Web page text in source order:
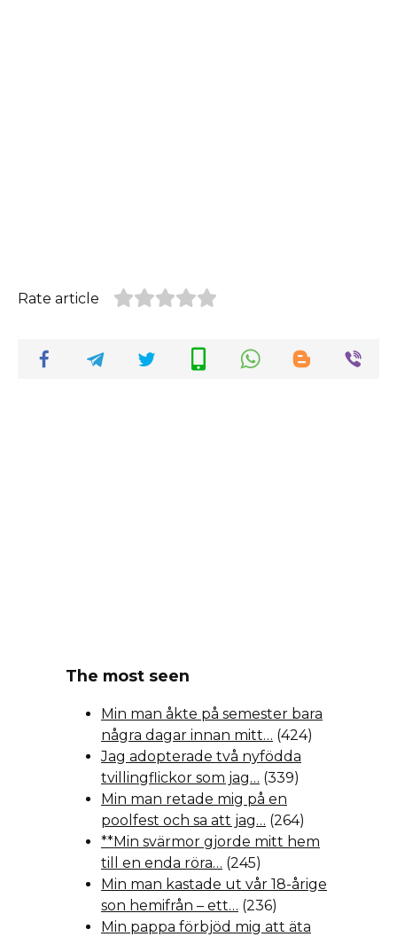
Rate article
The most seen
Min man åkte på semester bara
några dagar innan mitt… (424)
Jag adopterade två nyfödda
tvillingflickor som jag… (339)
Min man retade mig på en
poolfest och sa att jag… (264)
**Min svärmor gjorde mitt hem
till en enda röra… (245)
Min man kastade ut vår 18-årige
son hemifrån – ett… (236)
Min pappa förbjöd mig att äta